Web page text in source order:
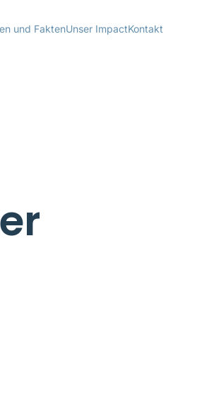
und FaktenUnser ImpactKontakt